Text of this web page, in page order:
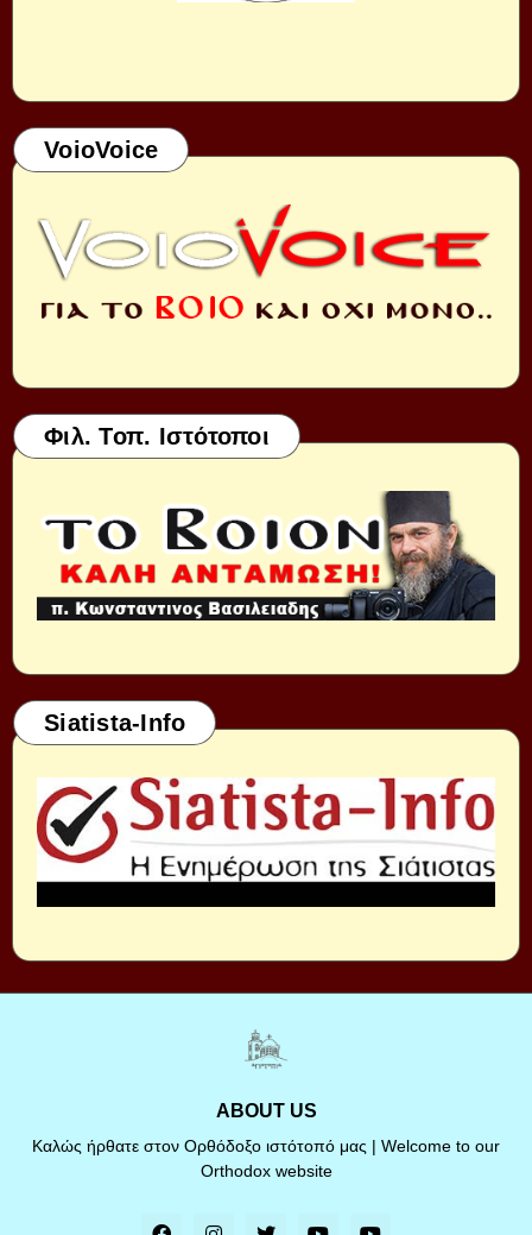
VoioVoice
Φιλ. Τοπ. Ιστότοποι
Siatista-Info
ABOUT US
Καλώς ήρθατε στον Ορθόδοξο ιστότοπό μας | Welcome to our
Orthodox website